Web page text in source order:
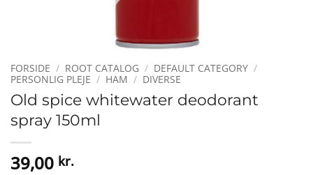
FORSIDE / ROOT CATALOG / DEFAULT CATEGORY /
PERSONLIG PLEJE / HAM / DIVERSE
Old spice whitewater deodorant
spray 150ml
39,00 kr.